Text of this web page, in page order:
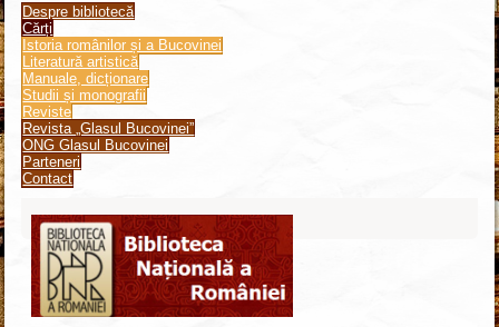
Despre bibliotecă
Cărți
Istoria românilor și a Bucovinei
Literatură artistică
Manuale, dicționare
Studii și monografii
Reviste
Revista „Glasul Bucovinei”
ONG Glasul Bucovinei
Parteneri
Contact